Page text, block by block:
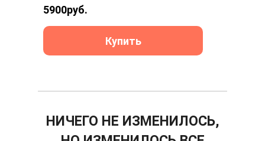
5900руб.
Купить
НИЧЕГО НЕ ИЗМЕНИЛОСЬ,